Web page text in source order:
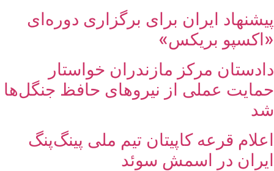
پیشنهاد ایران برای برگزاری دوره‌ای
«اکسپو بریکس»
دادستان مرکز مازندران خواستار
حمایت عملی از نیروهای حافظ جنگل‌ها
شد
اعلام قرعه کاپیتان تیم ملی پینگ‌پنگ
ایران در اسمش سوئد